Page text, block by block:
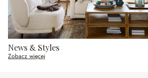
News & Styles
Zobacz więcej